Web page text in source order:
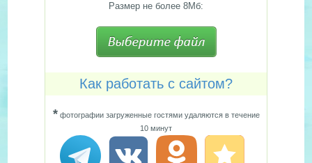
Размер не более 8Мб:
Как работать с сайтом?
*фотографии загруженные гостями удаляются в течение
10 минут